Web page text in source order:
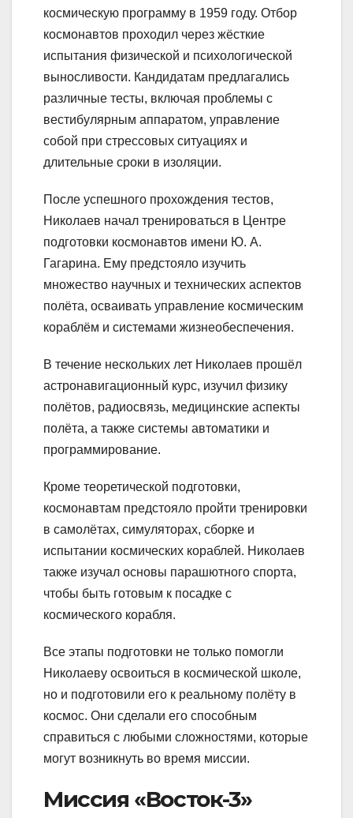
космическую программу в 1959 году. Отбор
космонавтов проходил через жёсткие
испытания физической и психологической
выносливости. Кандидатам предлагались
различные тесты, включая проблемы с
вестибулярным аппаратом, управление
собой при стрессовых ситуациях и
длительные сроки в изоляции.
После успешного прохождения тестов,
Николаев начал тренироваться в Центре
подготовки космонавтов имени Ю. А.
Гагарина. Ему предстояло изучить
множество научных и технических аспектов
полёта, осваивать управление космическим
кораблём и системами жизнеобеспечения.
В течение нескольких лет Николаев прошёл
астронавигационный курс, изучил физику
полётов, радиосвязь, медицинские аспекты
полёта, а также системы автоматики и
программирование.
Кроме теоретической подготовки,
космонавтам предстояло пройти тренировки
в самолётах, симуляторах, сборке и
испытании космических кораблей. Николаев
также изучал основы парашютного спорта,
чтобы быть готовым к посадке с
космического корабля.
Все этапы подготовки не только помогли
Николаеву освоиться в космической школе,
но и подготовили его к реальному полёту в
космос. Они сделали его способным
справиться с любыми сложностями, которые
могут возникнуть во время миссии.
Миссия «Восток-3»